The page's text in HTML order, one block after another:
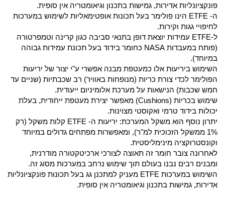
פונקציונליות אדירות, גמישות בתכנון וגיאומטריה אין סופית.
ה- ETFE הינו פולימר בעל תכונות אופטימאליות לשימוש במערכות
לחיפויי גגות וקירות.
ל-ETFE עמידות יוצאת דופן בתנאי סביבה כגון קרינה וטמפרטורה
(פותח במעבדות NASA כחומר בידוד בעל תכונת עמידות גבוהה
במיוחד).
השימוש ביריעות אלו כמעטפת מבנה אפשרי ע"י יצור של יריעות
הפולימר לכדי צורת כריות (מנופחות באוויר) רב שכבתיות (שניים עד
חמש שכבות) הנישאות על מערכת אלומיניום ייעודית.
שימוש בכריות (Cushions) מאפשר יצירת מעטפת ייחודית, בעלת
יכולות בידוד טרמי ואקוסטי מצוינות.
יתרון נוסף הוא משקל המערכת: יריעות ה- ETFE קלות משקל (רק
1% ממשקל הזכוכית למ"ר), ומאפשרות מפתחים גדולים במיוחד
וקונסטרוקציה מינימליסטית.
לאחרונה צובר חומר זה תאוצה לצורכי ארכיטקטורה מודרנית,
ומבנים רבים נבנו בעולם תוך שימוש נרחב במערכות מסוג זה.
השימוש במערכות ETFE מעניק למתכנן גג בעל תכונות פונקציונליות
אדירות, גמישות בתכנון וגיאומטריה אין סופית.